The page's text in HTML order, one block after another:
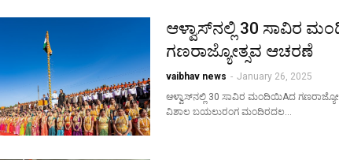
ಆಳ್ವಾಸ್‌ನಲ್ಲಿ 30 ಸಾವಿರ
ಗಣರಾಜ್ಯೋತ್ಸವ ಆಚರಣೆ
vaibhav news - January 26, 2025
ಆಳ್ವಾಸ್‌ನಲ್ಲಿ 30 ಸಾವಿರ ಮಂದಿಯಿAದ
ವಿಶಾಲ ಬಯಲುರಂಗ ಮಂದಿರದಲ…